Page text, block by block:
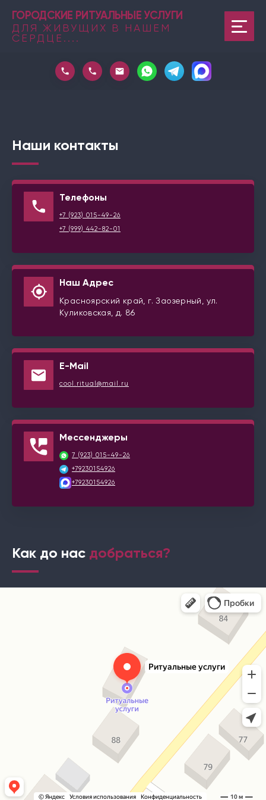
ГОРОДСКИЕ РИТУАЛЬНЫЕ УСЛУГИ
ДЛЯ ЖИВУЩИХ В НАШЕМ
СЕРДЦЕ....
Наши контакты
Телефоны
+7 (923) 015-49-26
+7 (999) 442-82-01
Наш Адрес
Красноярский край, г. Заозерный, ул.
Куликовская, д. 86
E-Mail
cool.ritual@mail.ru
Мессенджеры
7 (923) 015-49-26
+79230154926
+79230154926
Как до нас добраться?